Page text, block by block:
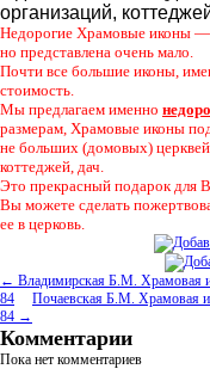
организаций,
Недорогие Храмовые иконы —
но представлена очень мало.
Почти все большие иконы,
стоимость.
Мы предлагаем именно
размерам, Храмовые иконы
не больших (домовых) церквей
коттеджей, дач.
Это прекрасный подарок для
Вы можете сделать
ее в церковь.
← Владимирская Б.М. Храмовая
84
Почаевская Б.М. Храмовая
84 →
Комментарии
Пока нет комментариев